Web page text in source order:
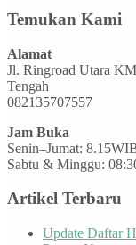
Temukan Kami
Alamat
Jl. Ringroad Utara
Tengah
082135707557
Jam Buka
Senin–Jumat:
Sabtu & Minggu:
Artikel Terbaru
Update Daftar